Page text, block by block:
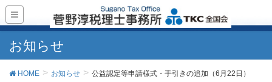
お知らせ
HOME お知らせ 公益認定等申請様式・手引きの追加（6月22日）